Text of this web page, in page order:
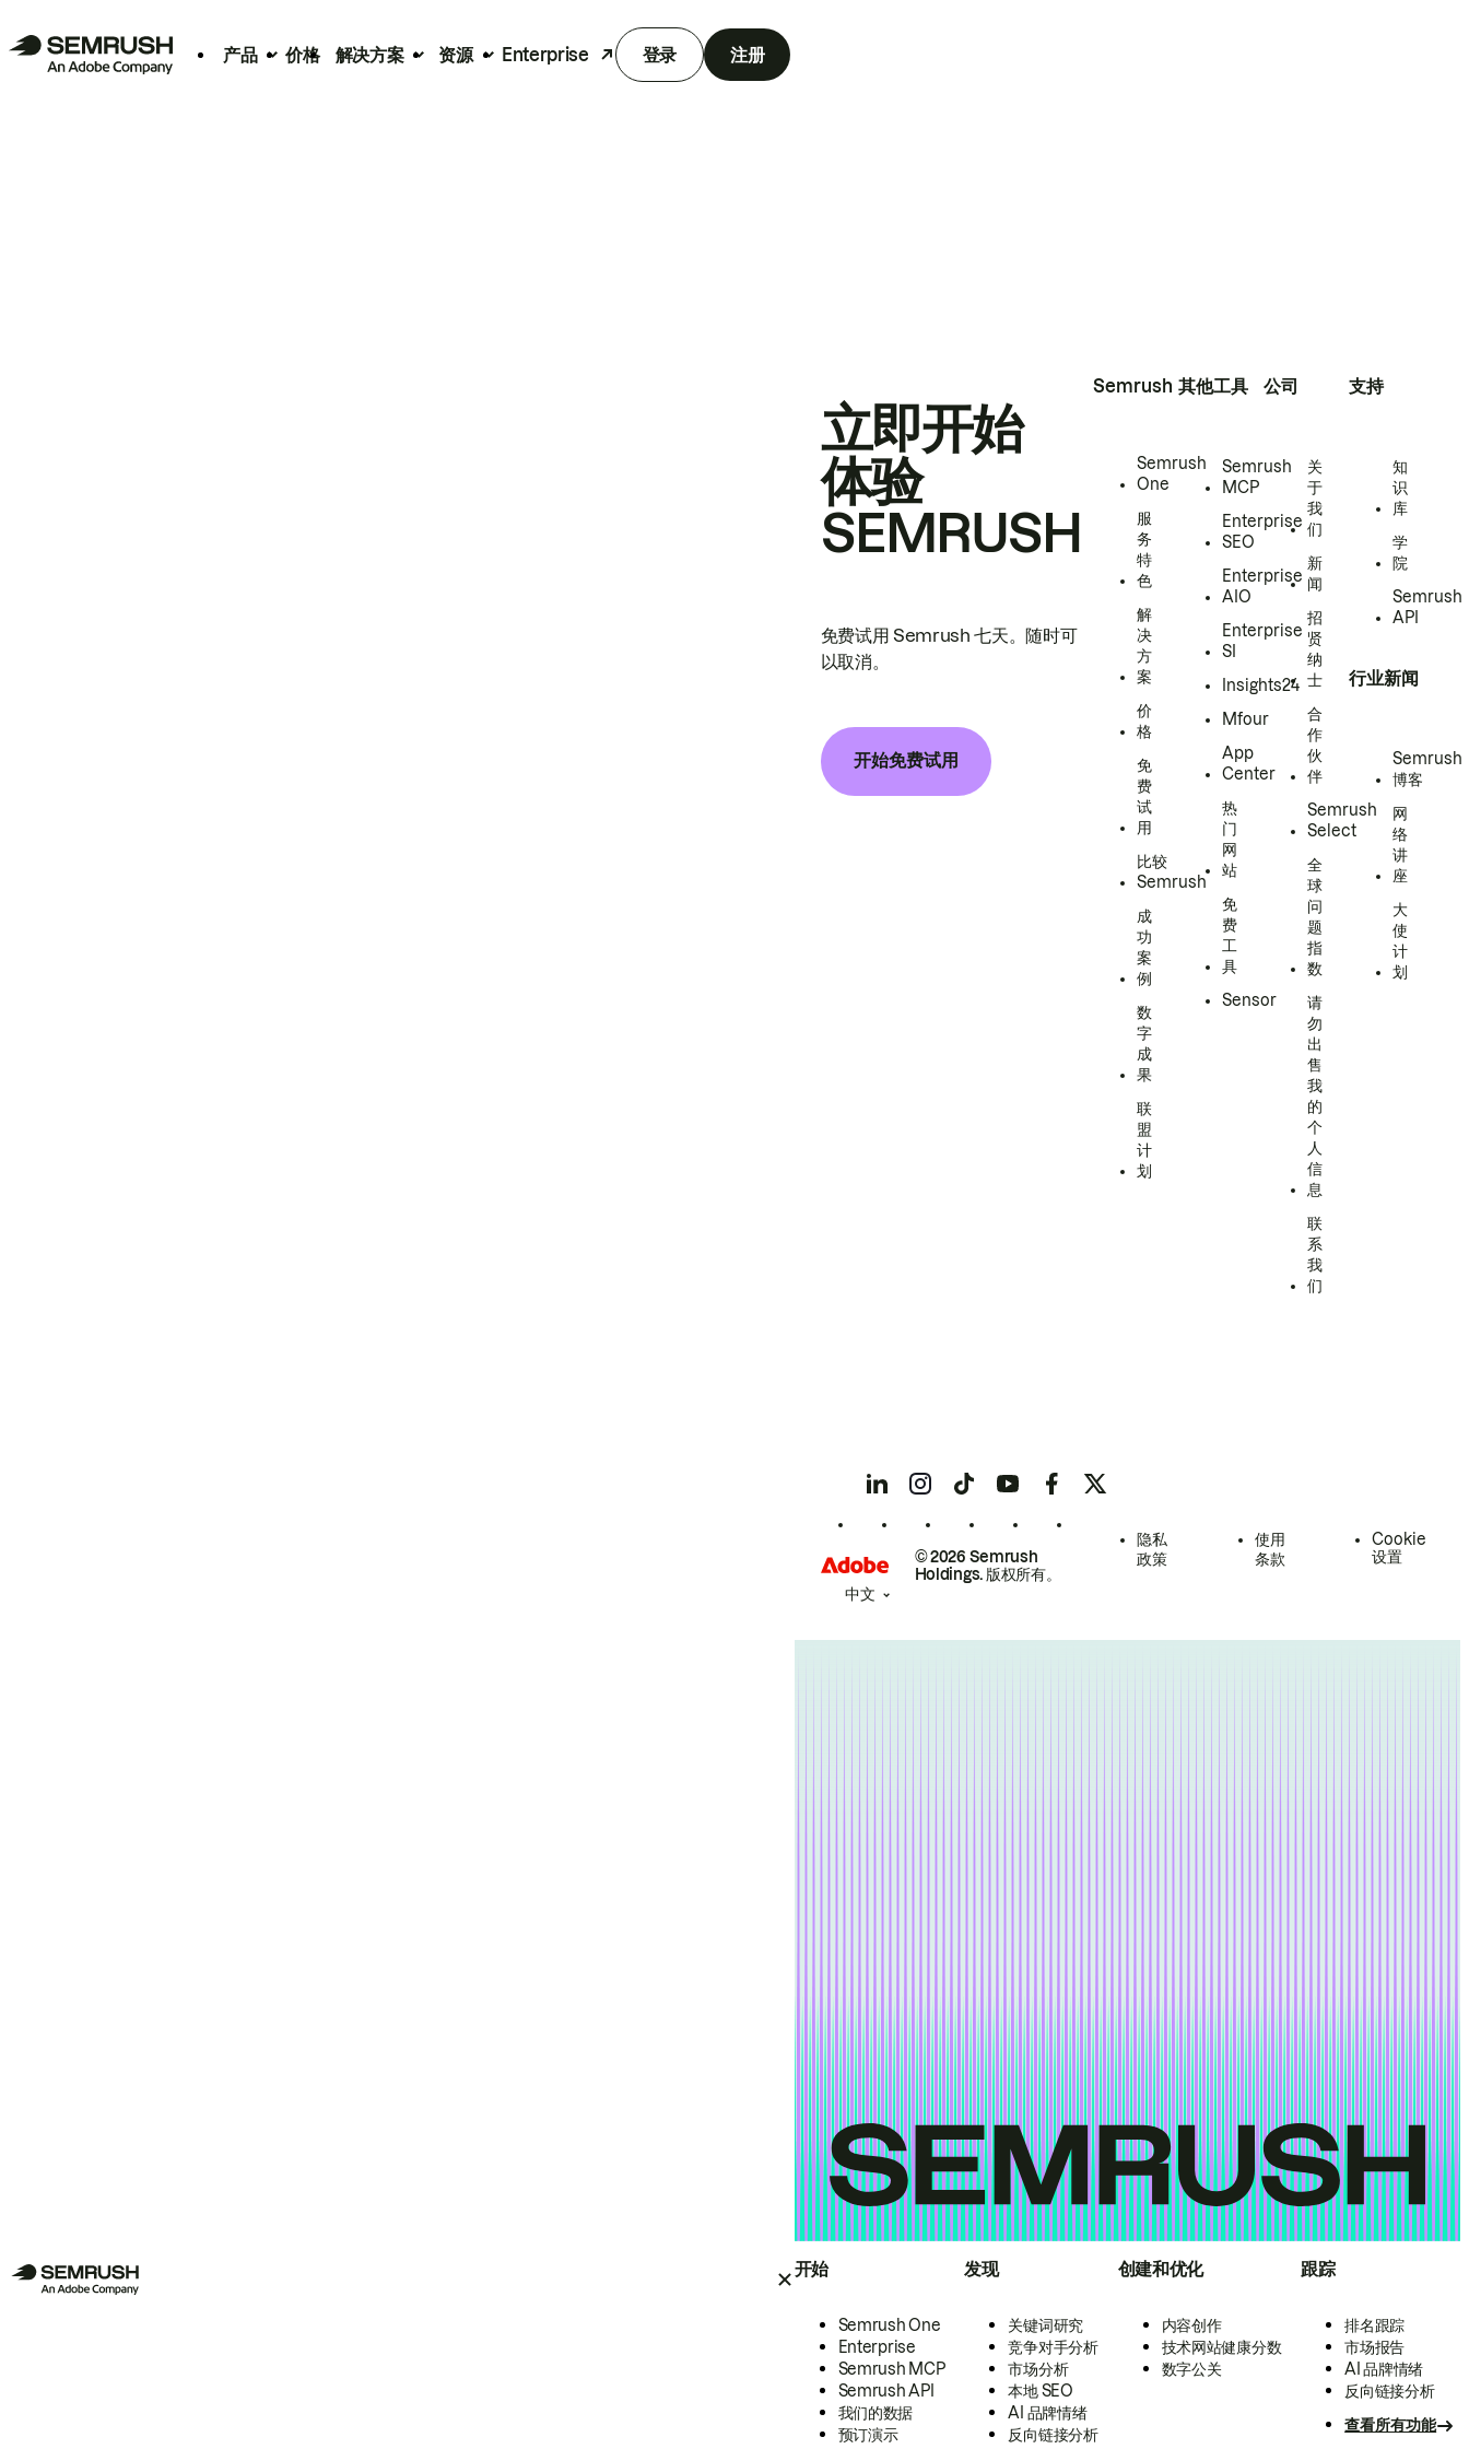
产品 价格 解决方案 资源 Enterprise 登录 注册
开始
Semrush One
Enterprise
Semrush MCP
Semrush API
我们的数据
预订演示
发现
关键词研究
竞争对手分析
市场分析
本地 SEO
AI 品牌情绪
反向链接分析
创建和优化
内容创作
技术网站健康分数
数字公关
跟踪
排名跟踪
市场报告
AI 品牌情绪
反向链接分析
查看所有功能
立即开始
体验
SEMRUSH
免费试用 Semrush 七天。随时可
以取消。
开始免费试用
Semrush
Semrush
One
服
务
特
色
解
决
方
案
价
格
免
费
试
用
比较
Semrush
成
功
案
例
数
字
成
果
联
盟
计
划
其他工具
Semrush
MCP
Enterprise
SEO
Enterprise
AIO
Enterprise
SI
Insights24
Mfour
App
Center
热
门
网
站
免
费
工
具
Sensor
公司
关
于
我
们
新
闻
招
贤
纳
士
合
作
伙
伴
Semrush
Select
全
球
问
题
指
数
请
勿
出
售
我
的
个
人
信
息
联
系
我
们
支持
知
识
库
学
院
Semrush
API
行业新闻
Semrush
博客
网
络
讲
座
大
使
计
划
© 2026 Semrush
Holdings. 版权所有。
隐私
政策
使用
条款
Cookie
设置
中文